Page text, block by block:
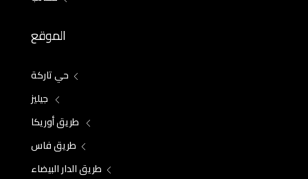
الموقع
حي تاركة
جيليز
طريق أوريكا
طريق فاس
طريق الدار البيضاء